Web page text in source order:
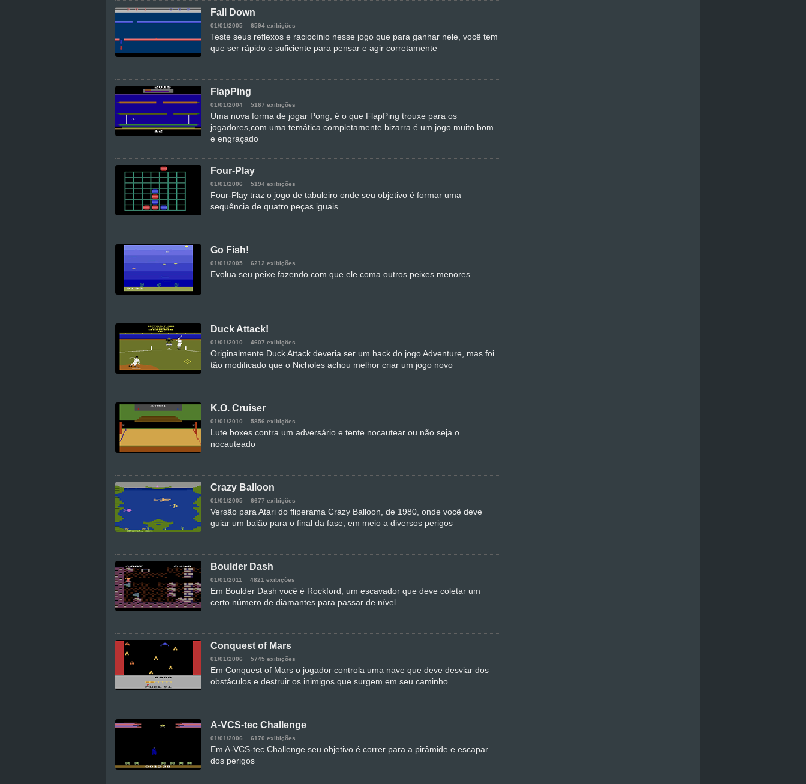
Fall Down
01/01/2005 6594 exibições
Teste seus reflexos e raciocínio nesse jogo que para ganhar nele, você tem
que ser rápido o suficiente para pensar e agir corretamente
FlapPing
01/01/2004 5167 exibições
Uma nova forma de jogar Pong, é o que FlapPing trouxe para os
jogadores,com uma temática completamente bizarra é um jogo muito bom
e engraçado
Four-Play
01/01/2006 5194 exibições
Four-Play traz o jogo de tabuleiro onde seu objetivo é formar uma
sequência de quatro peças iguais
Go Fish!
01/01/2005 6212 exibições
Evolua seu peixe fazendo com que ele coma outros peixes menores
Duck Attack!
01/01/2010 4607 exibições
Originalmente Duck Attack deveria ser um hack do jogo Adventure, mas foi
tão modificado que o Nicholes achou melhor criar um jogo novo
K.O. Cruiser
01/01/2010 5856 exibições
Lute boxes contra um adversário e tente nocautear ou não seja o
nocauteado
Crazy Balloon
01/01/2005 6677 exibições
Versão para Atari do fliperama Crazy Balloon, de 1980, onde você deve
guiar um balão para o final da fase, em meio a diversos perigos
Boulder Dash
01/01/2011 4821 exibições
Em Boulder Dash você é Rockford, um escavador que deve coletar um
certo número de diamantes para passar de nível
Conquest of Mars
01/01/2006 5745 exibições
Em Conquest of Mars o jogador controla uma nave que deve desviar dos
obstáculos e destruir os inimigos que surgem em seu caminho
A-VCS-tec Challenge
01/01/2006 6170 exibições
Em A-VCS-tec Challenge seu objetivo é correr para a pirâmide e escapar
dos perigos